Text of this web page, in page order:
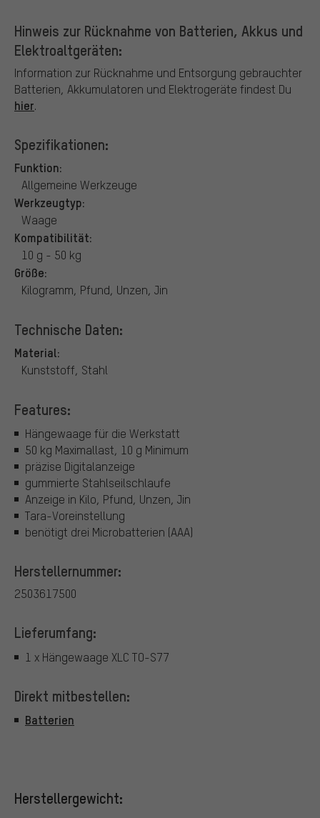
Hinweis zur Rücknahme von Batterien, Akkus und
Elektroaltgeräten:
Information zur Rücknahme und Entsorgung gebrauchter
Batterien, Akkumulatoren und Elektrogeräte findest Du
hier.
Spezifikationen:
Funktion:
Allgemeine Werkzeuge
Werkzeugtyp:
Waage
Kompatibilität:
10 g - 50 kg
Größe:
Kilogramm, Pfund, Unzen, Jin
Technische Daten:
Material:
Kunststoff, Stahl
Features:
Hängewaage für die Werkstatt
50 kg Maximallast, 10 g Minimum
präzise Digitalanzeige
gummierte Stahlseilschlaufe
Anzeige in Kilo, Pfund, Unzen, Jin
Tara-Voreinstellung
benötigt drei Microbatterien (AAA)
Herstellernummer:
2503617500
Lieferumfang:
1 x Hängewaage XLC TO-S77
Direkt mitbestellen:
Batterien
Herstellergewicht: